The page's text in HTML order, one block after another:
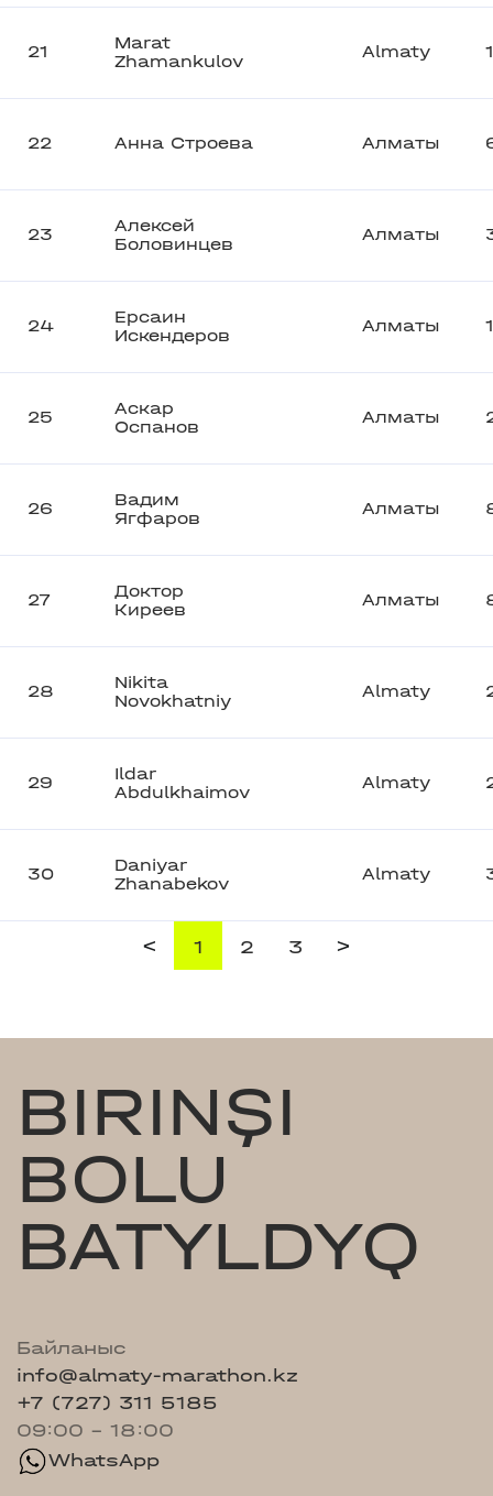
21
Marat
Zhamankulov
Almaty
22 Анна Строева Алматы
23
Алексей
Боловинцев
Алматы
24
Ерсаин
Искендеров
Алматы
25
Аскар
Оспанов
Алматы
26
Вадим
Ягфаров
Алматы
27
Доктор
Киреев
Алматы
28
Nikita
Novokhatniy
Almaty
29
Ildar
Abdulkhaimov
Almaty
30
Daniyar
Zhanabekov
Almaty
< 1 2 3 >
BIRINŞI
BOLU
BATYLDYQ
Байланыс
info@almaty-marathon.kz
+7 (727) 311 5185
09:00 - 18:00
WhatsApp